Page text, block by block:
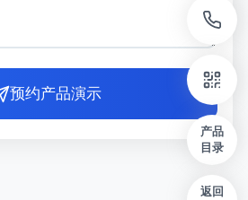
预约产品演示
产品
目录
返回